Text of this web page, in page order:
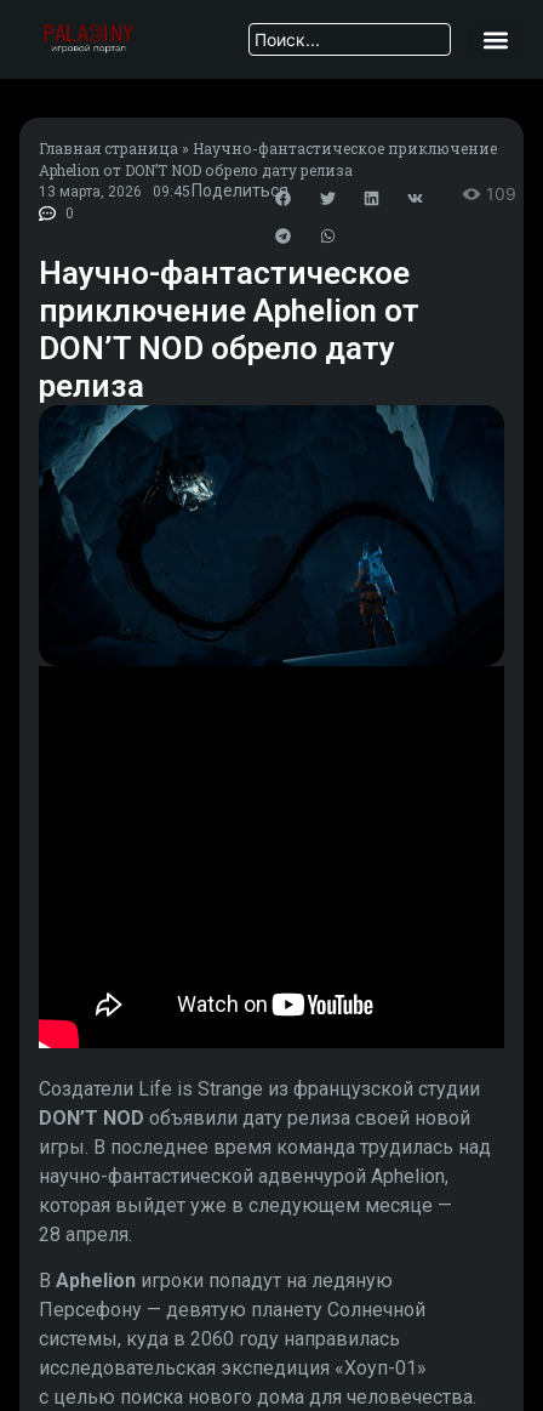
Главная страница » Научно-фантастическое приключение
Aphelion от DON’T NOD обрело дату релиза
13 марта, 2026
09:45
0
Поделиться 109
Научно-фантастическое
приключение Aphelion от
DON’T NOD обрело дату
релиза
Создатели Life is Strange из французской студии
DON’T NOD объявили дату релиза своей новой
игры. В последнее время команда трудилась над
научно-фантастической адвенчурой Aphelion,
которая выйдет уже в следующем месяце —
28 апреля.
В Aphelion игроки попадут на ледяную
Персефону — девятую планету Солнечной
системы, куда в 2060 году направилась
исследовательская экспедиция «Хоуп-01»
с целью поиска нового дома для человечества.